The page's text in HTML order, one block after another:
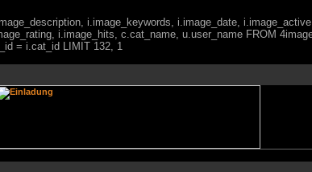
i.image_keywords, i.image_date,
i.image_hits, c.cat_name, u.user_name FROM
= i.cat_id LIMIT 132, 1